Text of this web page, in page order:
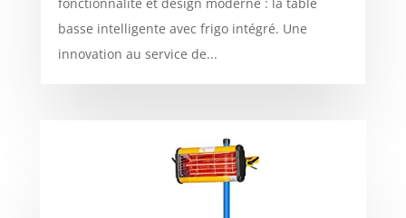
basse intelligente avec frigo intégré. Une
innovation au service de...